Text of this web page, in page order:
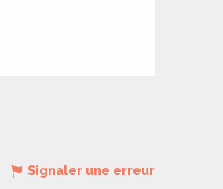
Signaler une erreur